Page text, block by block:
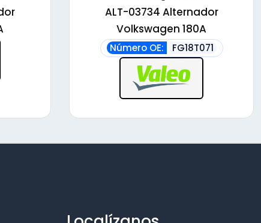
ALT-03734 Alternador
Volkswagen 180A
Número OE: FG18T071